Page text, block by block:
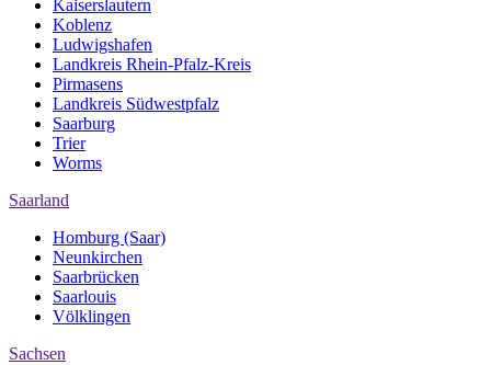
Kaiserslautern
Koblenz
Ludwigshafen
Landkreis Rhein-Pfalz-Kreis
Pirmasens
Landkreis Südwestpfalz
Saarburg
Trier
Worms
Saarland
Homburg (Saar)
Neunkirchen
Saarbrücken
Saarlouis
Völklingen
Sachsen